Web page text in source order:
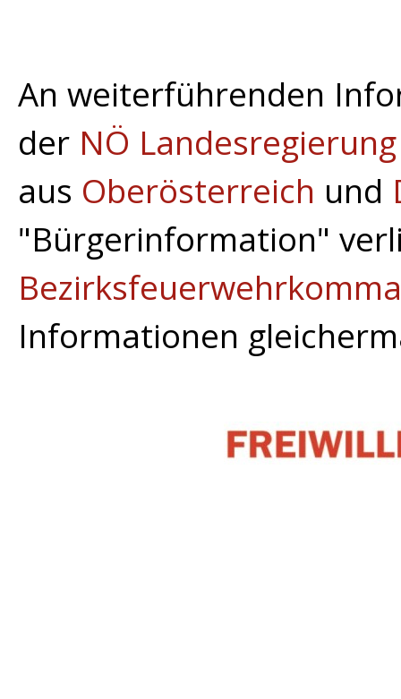
An weiterführenden
der NÖ Landesregierung
aus Oberösterreich und
"Bürgerinformation"
Informationen